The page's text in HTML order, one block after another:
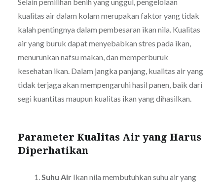
kualitas air dalam kolam merupakan faktor yang tidak
kalah pentingnya dalam pembesaran ikan nila. Kualitas
air yang buruk dapat menyebabkan stres pada ikan,
menurunkan nafsu makan, dan memperburuk
kesehatan ikan. Dalam jangka panjang, kualitas air yang
tidak terjaga akan mempengaruhi hasil panen, baik dari
segi kuantitas maupun kualitas ikan yang dihasilkan.
Parameter Kualitas Air yang Harus
Diperhatikan
Suhu AirIkan nila membutuhkan suhu air yang